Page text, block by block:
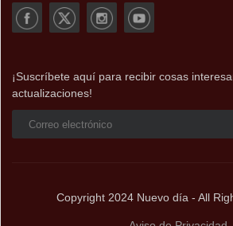
¡Suscríbete aquí para recibir cosas
actualizaciones!
Copyright 2024 Nuevo día - All